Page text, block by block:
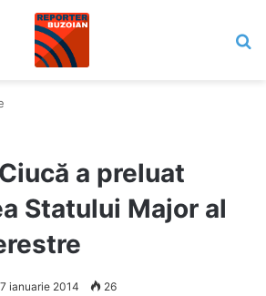
a preluat
Statului Major al
7 ianuarie 2014 26